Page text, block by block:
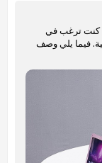
كنت ترغب في
فيما يلي وصف